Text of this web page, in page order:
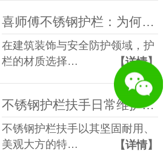
喜师傅不锈钢护栏：为何是您的最优选择 —— 与其他材质护栏的全面对比
在建筑装饰与安全防护领域，护
栏的材质选择…
【详情】
不锈钢护栏扶手日常维护指南
不锈钢护栏扶手以其坚固耐用、
美观大方的特…
【详情】